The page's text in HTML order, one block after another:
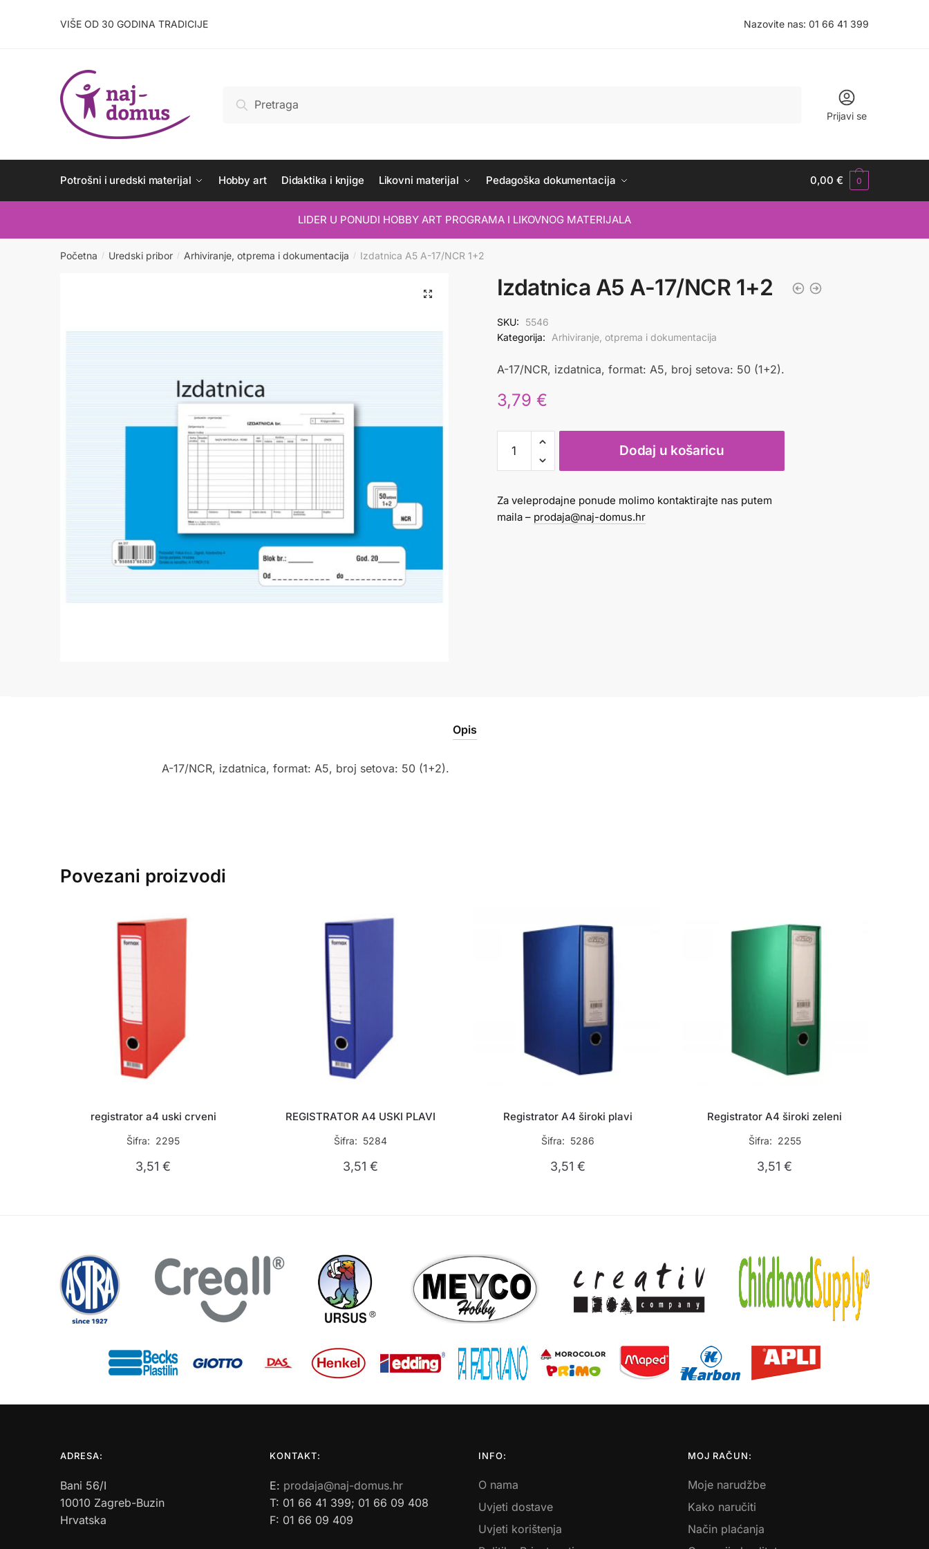
VIŠE OD 30 GODINA TRADICIJE Nazovite nas: 01 66 41 399
Pretraži
Prijavi se
Potrošni i uredski materijal Hobby art Didaktika i knjige Likovni materijal Pedagoška dokumentacija 0,00€ 0
LIDER U PONUDI HOBBY ART PROGRAMA I LIKOVNOG MATERIJALA
Početna / Uredski pribor / Arhiviranje, otprema i dokumentacija / Izdatnica A5 A-17/NCR 1+2
Izdatnica A5 A-17/NCR 1+2
SKU:
5546
Kategorija:
Arhiviranje, otprema i dokumentacija
A-17/NCR, izdatnica, format: A5, broj setova: 50 (1+2).
3,79 €
Izdatnica
A-
1+2
količina
Dodaj u košaricu
Za veleprodajne ponude molimo kontaktirajte nas putem
maila – prodaja@naj-domus.hr
Opis
A-17/NCR, izdatnica, format: A5, broj setova: 50 (1+2).
Povezani proizvodi
registrator a4 uski crveni
Šifra: 2295
3,51€
REGISTRATOR A4 USKI PLAVI
Šifra: 5284
3,51 €
Registrator A4 široki plavi
Šifra: 5286
3,51 €
Registrator A4 široki zeleni
Šifra: 2255
3,51€
ADRESA:
Bani 56/I
10010 Zagreb-Buzin
Hrvatska
KONTAKT:
E: prodaja@naj-domus.hr
T: 01 66 41 399; 01 66 09 408
F: 01 66 09 409
INFO:
O nama
Uvjeti dostave
Uvjeti korištenja
MOJ RAČUN:
Moje narudžbe
Kako naručiti
Način plaćanja